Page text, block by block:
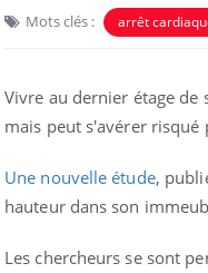
Mots clés : arrêt
Vivre au dernier étage
mais peut s'avérer risqué
Une nouvelle étude,
hauteur dans son
Les chercheurs se sont